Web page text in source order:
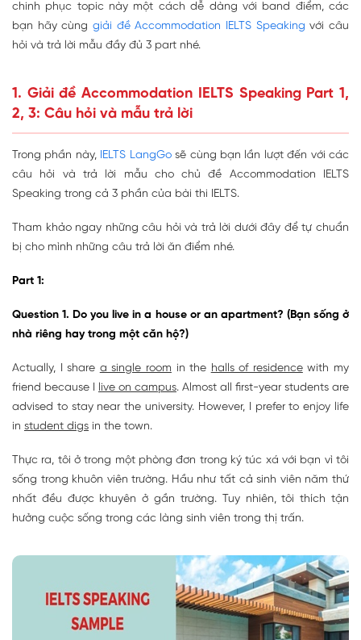
chinh phục topic này một cách dễ dàng với band điểm, các
bạn hãy cùng giải đề Accommodation IELTS Speaking với câu
hỏi và trả lời mẫu đầy đủ 3 part nhé.
1. Giải đề Accommodation IELTS Speaking Part 1,
2, 3: Câu hỏi và mẫu trả lời
Trong phần này, IELTS LangGosẽ cùng bạn lần lượt đến với các
câu hỏi và trả lời mẫu cho chủ đề Accommodation IELTS
Speaking trong cả 3 phần của bài thi IELTS.
Tham khảo ngay những câu hỏi và trả lời dưới đây để tự chuẩn
bị cho mình những câu trả lời ăn điểm nhé.
Part 1:
Question 1. Do you live in a house or an apartment? (Bạn sống ở
nhà riêng hay trong một căn hộ?)
Actually, I share a single room in the halls of residencewith my
friend because I live on campus. Almost all first-year students are
advised to stay near the university. However, I prefer to enjoy life
in student digs in the town.
Thực ra, tôi ở trong một phòng đơn trong ký túc xá với bạn vì tôi
sống trong khuôn viên trường. Hầu như tất cả sinh viên năm thứ
nhất đều được khuyên ở gần trường. Tuy nhiên, tôi thích tận
hưởng cuộc sống trong các làng sinh viên trong thị trấn.